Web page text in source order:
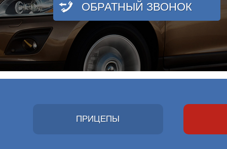
ОБРАТНЫЙ ЗВОНОК
ПРИЦЕПЫ